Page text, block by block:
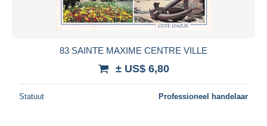
83 SAINTE MAXIME CENTRE VILLE
± US$ 6,80
Statuut Professioneel handelaar